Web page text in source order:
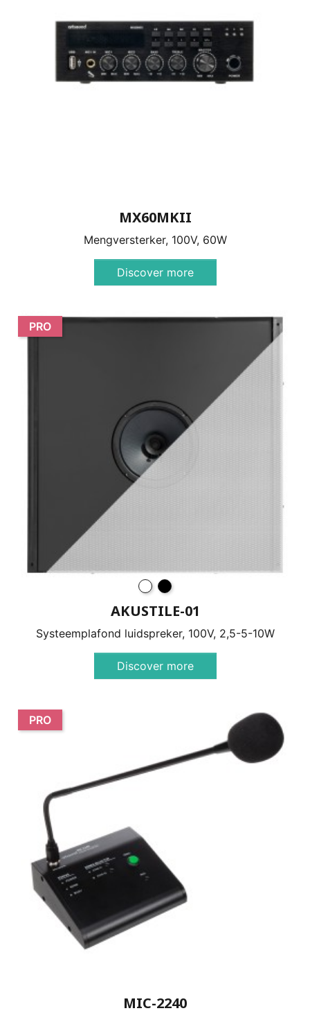
MX60MKII
Mengversterker, 100V, 60W
Discover more
AKUSTILE-01
Systeemplafond luidspreker, 100V, 2,5-5-10W
Discover more
PRO
MIC-2240
PRO